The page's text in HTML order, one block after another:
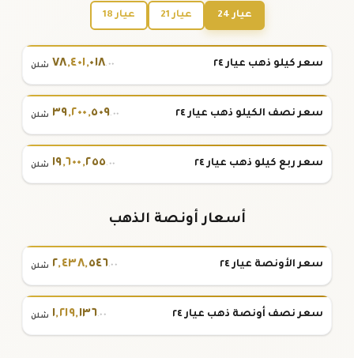
عيار 24 عيار 21 عيار 18
سعر كيلو ذهب عيار ٢٤ ٧٨,٤٠١,٠١٨.٠٠ شلن
سعر نصف الكيلو ذهب عيار ٢٤ ٣٩,٢٠٠,٥٠٩.٠٠ شلن
سعر ربع كيلو ذهب عيار ٢٤ ١٩,٦٠٠,٢٥٥.٠٠ شلن
أسعار أونصة الذهب
سعر الأونصة عيار ٢٤ ٢,٤٣٨,٥٤٦.٠٠ شلن
سعر نصف أونصة ذهب عيار ٢٤ ١,٢١٩,١٣٦.٠٠ شلن